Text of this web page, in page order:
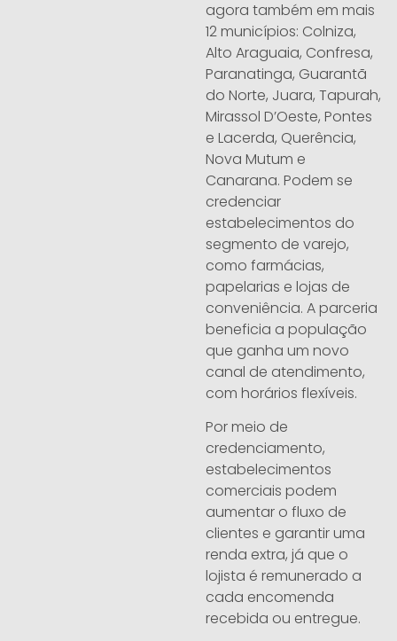
agora também em mais
12 municípios: Colniza,
Alto Araguaia, Confresa,
Paranatinga, Guarantã
do Norte, Juara, Tapurah,
Mirassol D’Oeste, Pontes
e Lacerda, Querência,
Nova Mutum e
Canarana. Podem se
credenciar
estabelecimentos do
segmento de varejo,
como farmácias,
papelarias e lojas de
conveniência. A parceria
beneficia a população
que ganha um novo
canal de atendimento,
com horários flexíveis.
Por meio de
credenciamento,
estabelecimentos
comerciais podem
aumentar o fluxo de
clientes e garantir uma
renda extra, já que o
lojista é remunerado a
cada encomenda
recebida ou entregue.